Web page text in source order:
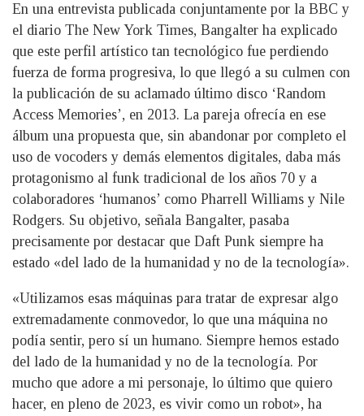
En una entrevista publicada conjuntamente por la BBC y
el diario The New York Times, Bangalter ha explicado
que este perfil artístico tan tecnológico fue perdiendo
fuerza de forma progresiva, lo que llegó a su culmen con
la publicación de su aclamado último disco ‘Random
Access Memories’, en 2013. La pareja ofrecía en ese
álbum una propuesta que, sin abandonar por completo el
uso de vocoders y demás elementos digitales, daba más
protagonismo al funk tradicional de los años 70 y a
colaboradores ‘humanos’ como Pharrell Williams y Nile
Rodgers. Su objetivo, señala Bangalter, pasaba
precisamente por destacar que Daft Punk siempre ha
estado «del lado de la humanidad y no de la tecnología».
«Utilizamos esas máquinas para tratar de expresar algo
extremadamente conmovedor, lo que una máquina no
podía sentir, pero sí un humano. Siempre hemos estado
del lado de la humanidad y no de la tecnología. Por
mucho que adore a mi personaje, lo último que quiero
hacer, en pleno de 2023, es vivir como un robot», ha